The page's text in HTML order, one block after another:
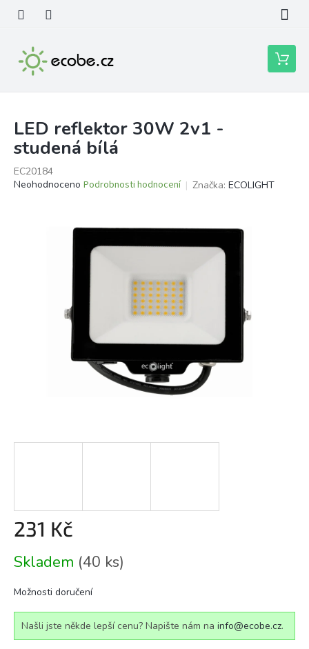
obsah
Nákupní
košík
LED reflektor 30W 2v1 -
studená bílá
EC20184
Průměrné
Neohodnoceno Podrobnosti hodnocení Značka: ECOLIGHT
231 Kč
cena:
Skladem (40 ks)
Možnosti doručení
Našli jste někde lepší cenu? Napište nám na info@ecobe.cz.